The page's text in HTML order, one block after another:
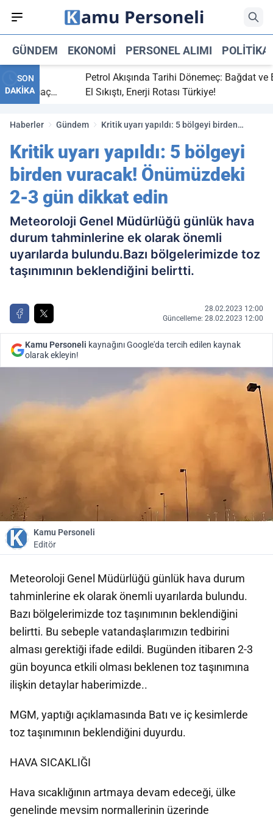
GÜNDEM EKONOMI PERSONEL ALIMI POLITIKA
SON
DAKİKA
bitti,
maç
Petrol Akışında Tarihi Dönemeç: Bağdat ve
El Sıkıştı, Enerji Rotası Türkiye!
Haberler Gündem
Kritik uyarı yapıldı: 5 bölgeyi birden
Kritik uyarı yapıldı: 5 bölgeyi
birden vuracak! Önümüzdeki
2-3 gün dikkat edin
Meteoroloji Genel Müdürlüğü günlük hava
durum tahminlerine ek olarak önemli
uyarılarda bulundu.Bazı bölgelerimizde toz
taşınımının beklendiğini belirtti.
28.02.2023 12:00
Güncelleme: 28.02.2023 12:00
Kamu Personeli kaynağını Google'da tercih edilen kaynak
olarak ekleyin!
Kamu Personeli
Editör
Meteoroloji Genel Müdürlüğü günlük hava durum
tahminlerine ek olarak önemli uyarılarda bulundu.
Bazı bölgelerimizde toz taşınımının beklendiğini
belirtti. Bu sebeple vatandaşlarımızın tedbirini
alması gerektiği ifade edildi. Bugünden itibaren 2-3
gün boyunca etkili olması beklenen toz taşınımına
ilişkin detaylar haberimizde..
MGM, yaptığı açıklamasında Batı ve iç kesimlerde
toz taşınımının beklendiğini duyurdu.
HAVA SICAKLIĞI
Hava sıcaklığının artmaya devam edeceği, ülke
genelinde mevsim normallerinin üzerinde